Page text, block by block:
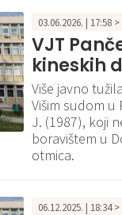
03.06.2026. | 17:58
VJT
kineskih
Više javno
Višim sudom u
J. (1987), koji
boravištem u
otmica.
06.12.2025. | 18:34